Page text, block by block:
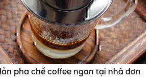
pha chế coffee ngon tại nhà đơn